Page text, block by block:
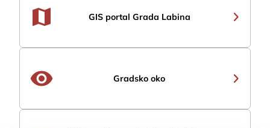
map GIS portal Grada Labina
remove_red_eye Gradsko oko